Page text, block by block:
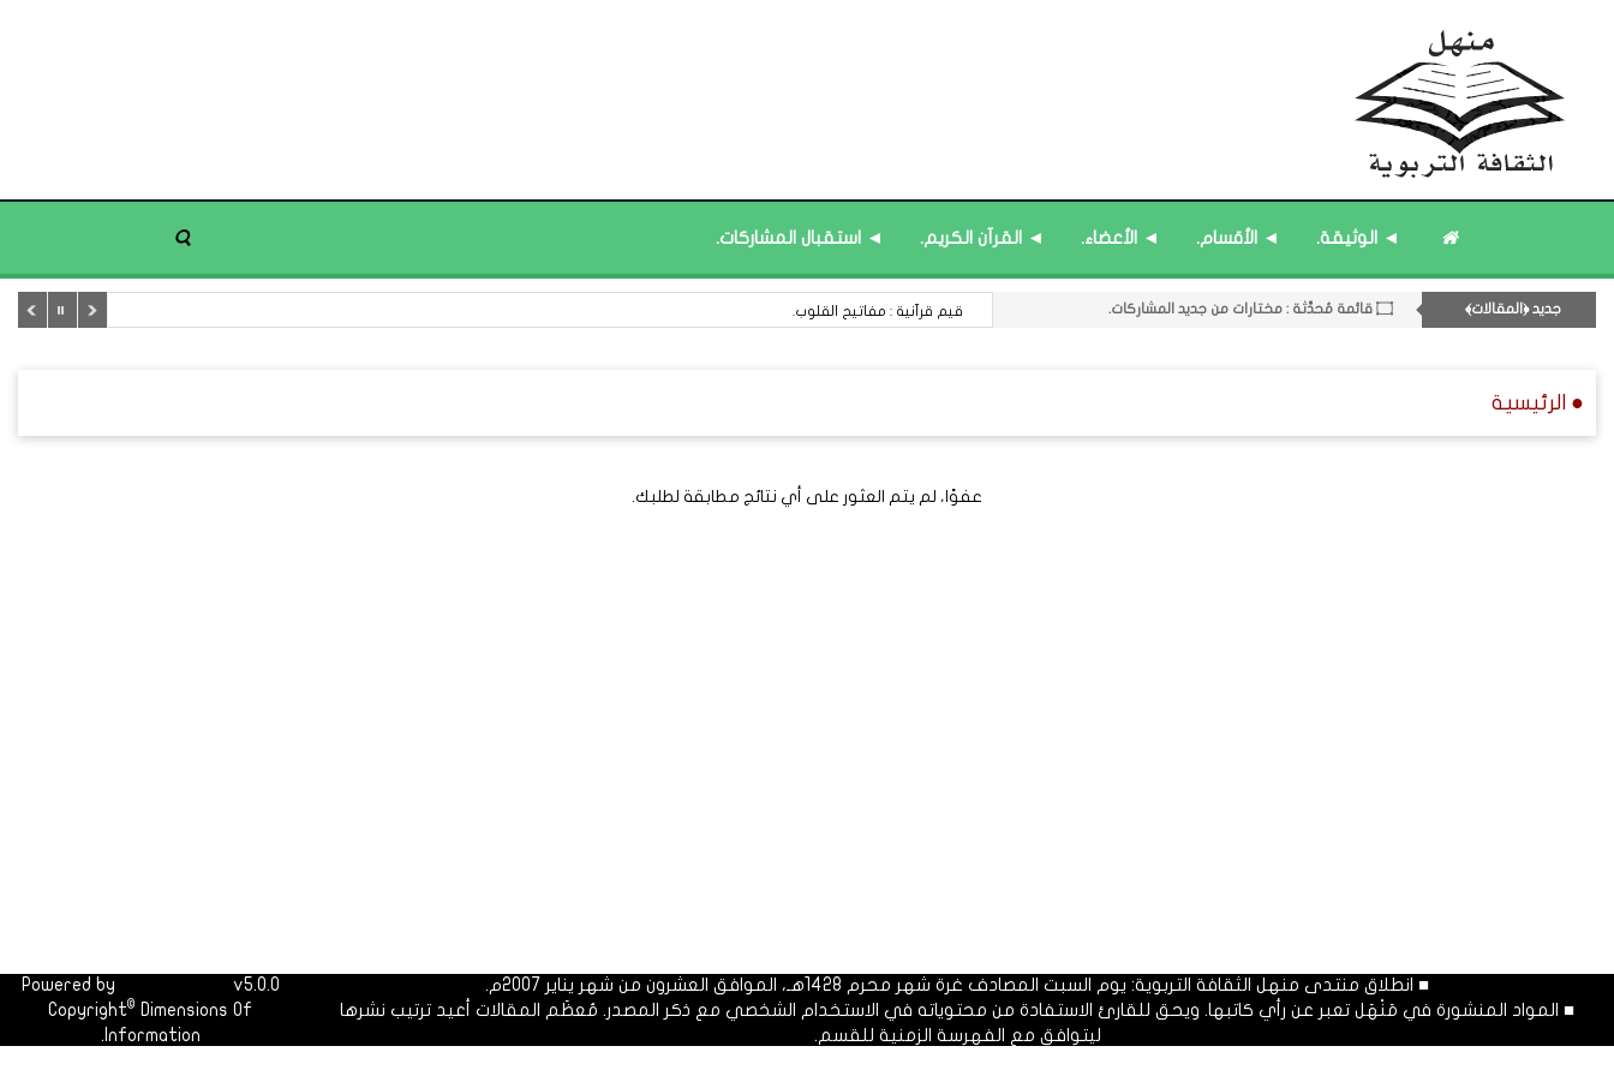
◄ الوثيقة. ◄ الأقسام. ◄ الأعضاء. ◄ القرآن الكريم. ◄ استقبال المشاركات.
جديد ﴿المقالات﴾
۝ قائمة مُحدَّثة : مختارات من المشاركات المُحدَّثة.
۝ قائمة مُثبتة : مشرف منهل الثقافة التربوية.
۝ قائمة مُثبتة : إدارة منهل الثقافة التربوية.
۝ قائمة مُحدَّثة : مختارات من جديد المشاركات. قيم قرآنية : مفاتيح القلوب.
● الرئيسية
عفوًا، لم يتم العثور على أي نتائج مطابقة لطلبك.
■ انطلاق منتدى منهل الثقافة التربوية: يوم السبت المصادف غرة شهر محرم 1428هـ، الموافق العشرون من شهر يناير 2007م.
■ المواد المنشورة في مَنْهَل تعبر عن رأي كاتبها. ويحق للقارئ الاستفادة من محتوياته في الاستخدام الشخصي مع ذكر المصدر. مُعظَم المقالات أعيد ترتيب نشرها
ليتوافق مع الفهرسة الزمنية للقسم.
Powered by
v5.0.0
Copyright© Dimensions Of
Information.